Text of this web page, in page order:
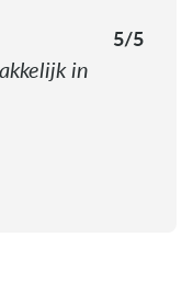
5/5
in